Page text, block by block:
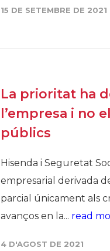
15 DE SETEMBRE DE 2021
La prioritat ha
l’empresa i no
públics
Hisenda i Seguretat
empresarial derivada
parcial únicament als
avanços en la... read
4 D'AGOST DE 2021